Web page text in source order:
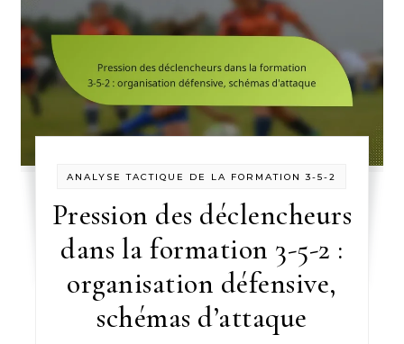
ANALYSE TACTIQUE DE LA FORMATION 3-5-2
Pression des déclencheurs
dans la formation 3-5-2 :
organisation défensive,
schémas d’attaque